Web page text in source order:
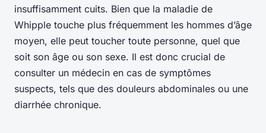
insuffisamment cuits. Bien que la maladie de
Whipple touche plus fréquemment les hommes d’âge
moyen, elle peut toucher toute personne, quel que
soit son âge ou son sexe. Il est donc crucial de
consulter un médecin en cas de symptômes
suspects, tels que des douleurs abdominales ou une
diarrhée chronique.